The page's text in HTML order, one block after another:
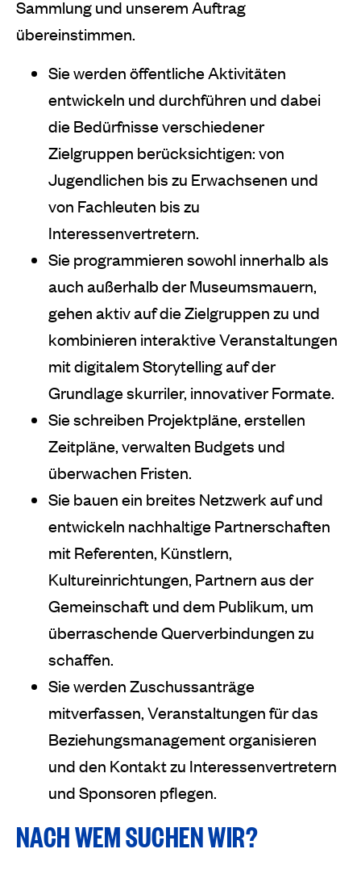
Sammlung und unserem Auftrag
übereinstimmen.
Sie werden öffentliche Aktivitäten
entwickeln und durchführen und dabei
die Bedürfnisse verschiedener
Zielgruppen berücksichtigen: von
Jugendlichen bis zu Erwachsenen und
von Fachleuten bis zu
Interessenvertretern.
Sie programmieren sowohl innerhalb als
auch außerhalb der Museumsmauern,
gehen aktiv auf die Zielgruppen zu und
kombinieren interaktive Veranstaltungen
mit digitalem Storytelling auf der
Grundlage skurriler, innovativer Formate.
Sie schreiben Projektpläne, erstellen
Zeitpläne, verwalten Budgets und
überwachen Fristen.
Sie bauen ein breites Netzwerk auf und
entwickeln nachhaltige Partnerschaften
mit Referenten, Künstlern,
Kultureinrichtungen, Partnern aus der
Gemeinschaft und dem Publikum, um
überraschende Querverbindungen zu
schaffen.
Sie werden Zuschussanträge
mitverfassen, Veranstaltungen für das
Beziehungsmanagement organisieren
und den Kontakt zu Interessenvertretern
und Sponsoren pflegen.
NACH WEM SUCHEN WIR?